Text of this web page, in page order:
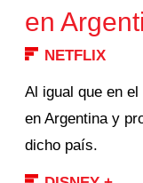
en
NETFLIX
Al igual que en
en Argentina y
dicho país.